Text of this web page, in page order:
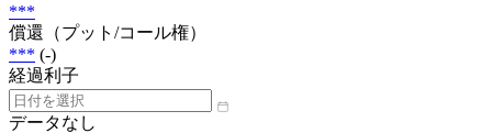
***
償還（プット/コール権）
*** (-)
経過利子
データなし